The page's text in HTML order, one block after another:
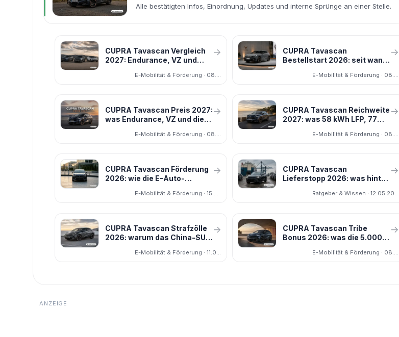
Alle bestätigten Infos, Einordnung, Updates und interne Sprünge an einer Stelle.
CUPRA Tavascan Vergleich
2027: Endurance, VZ und
Version passt zu wem
→
CUPRA Tavascan
Bestellstart 2026: seit wann
Modelljahr 2027
→
CUPRA Tavascan Preis 2027:
was Endurance, VZ und die
→
E-Mobilität & Förderung · 08.05.2026
CUPRA Tavascan Reichweite
2027: was 58 kWh LFP, 77
bedeuten
→
E-Mobilität & Förderung · 08.05.2026
CUPRA Tavascan Förderung
2026: wie die E-Auto-
den Preis senkt
→
E-Mobilität & Förderung · 15.05.2026
CUPRA Tavascan
Lieferstopp 2026: was hinter
steckt und welche
→
Ratgeber & Wissen · 12.05.2026
CUPRA Tavascan Strafzölle
2026: warum das China-SUV
Preis bleibt
→
E-Mobilität & Förderung · 11.05.2026
CUPRA Tavascan Tribe
Bonus 2026: was die 5.000-
jetzt noch spart
→
E-Mobilität & Förderung · 08.05.2026